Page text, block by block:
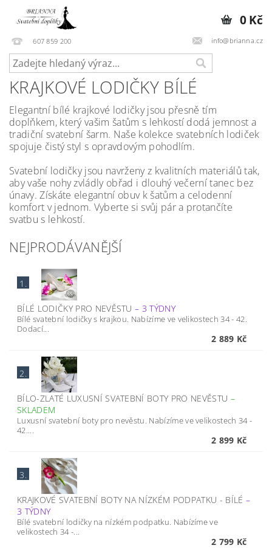
607 859 200 info@brianna.cz
0 Kč
KRAJKOVÉ LODIČKY BÍLÉ
Elegantní bílé krajkové lodičky jsou přesně tím
doplňkem, který vašim šatům s lehkostí dodá jemnost a
tradiční svatební šarm. Naše kolekce svatebních lodiček
spojuje čistý styl s opravdovým pohodlím.
Svatební lodičky jsou navrženy z kvalitních materiálů tak,
aby vaše nohy zvládly obřad i dlouhý večerní tanec bez
únavy. Získáte elegantní obuv k šatům a celodenní
komfort v jednom. Vyberte si svůj pár a protančíte
svatbu s lehkostí.
NEJPRODÁVANĚJŠÍ
1.
BÍLÉ LODIČKY PRO NEVĚSTU– 3 TÝDNY
Bílé svatební lodičky s krajkou. Nabízíme ve velikostech 34 - 42.
Dodací...
2 889 Kč
2.
BÍLO-ZLATÉ LUXUSNÍ SVATEBNÍ BOTY PRO NEVĚSTU –
SKLADEM
Luxusní svatební boty pro nevěstu. Nabízíme ve velikostech 34 -
42....
2 899 Kč
3.
KRAJKOVÉ SVATEBNÍ BOTY NA NÍZKÉM PODPATKU - BÍLÉ –
3 TÝDNY
Bílé svatební lodičky na nízkém podpatku. Nabízíme ve
velikostech 34 -...
2 799 Kč